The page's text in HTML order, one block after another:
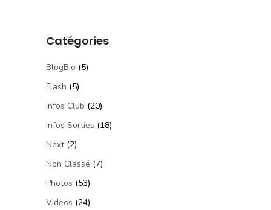
Catégories
BlogBio (5)
Flash (5)
Infos Club (20)
Infos Sorties (18)
Next(2)
Non Classé (7)
Photos (53)
Videos (24)